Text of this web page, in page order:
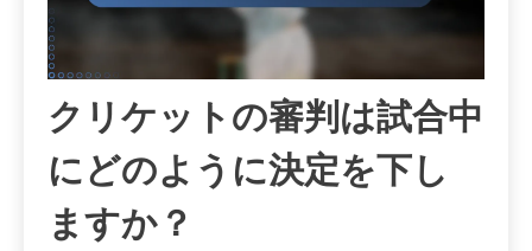
クリケットの審判は試合中
にどのように決定を下し
ますか？